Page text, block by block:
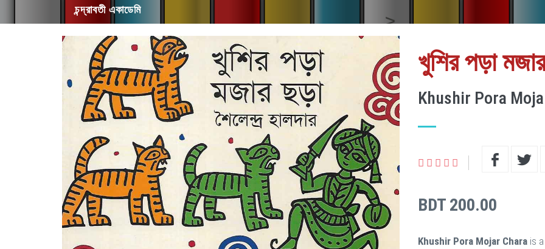
চন্দ্রাবতী একাডেমি
খুশির পড়া
Khushir Pora
BDT 200.00
Khushir Pora Mojar Chara is